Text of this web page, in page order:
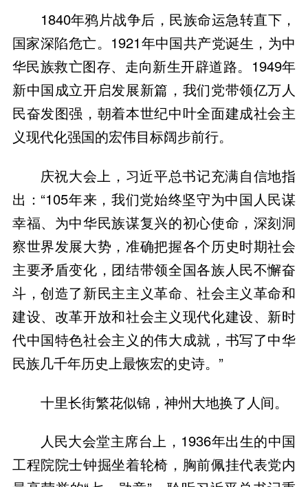
1840年鸦片战争后，民族命运急转直下，
国家深陷危亡。1921年中国共产党诞生，为中
华民族救亡图存、走向新生开辟道路。1949年
新中国成立开启发展新篇，我们党带领亿万人
民奋发图强，朝着本世纪中叶全面建成社会主
义现代化强国的宏伟目标阔步前行。
庆祝大会上，习近平总书记充满自信地指
出：“105年来，我们党始终坚守为中国人民谋
幸福、为中华民族谋复兴的初心使命，深刻洞
察世界发展大势，准确把握各个历史时期社会
主要矛盾变化，团结带领全国各族人民不懈奋
斗，创造了新民主主义革命、社会主义革命和
建设、改革开放和社会主义现代化建设、新时
代中国特色社会主义的伟大成就，书写了中华
民族几千年历史上最恢宏的史诗。”
十里长街繁花似锦，神州大地换了人间。
人民大会堂主席台上，1936年出生的中国
工程院院士钟掘坐着轮椅，胸前佩挂代表党内